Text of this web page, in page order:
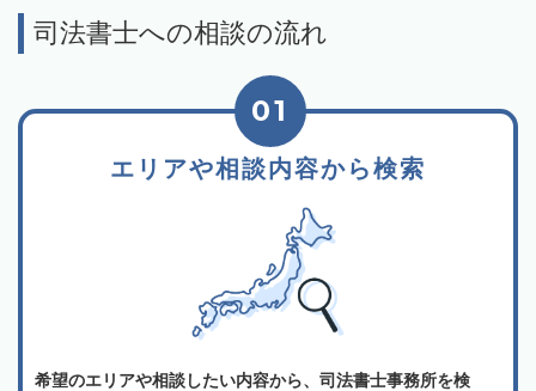
司法書士への相談の流れ
エリアや相談内容から検索
01
希望のエリアや相談したい内容から、司法書士事務所を検